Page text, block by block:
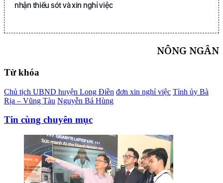
nhận thiếu sót và xin nghỉ việc
NÔNG NGÂN
Từ khóa
Chủ tịch UBND huyện Long Điền đơn xin nghỉ việc Tỉnh ủy Bà
Rịa – Vũng Tàu Nguyễn Bá Hùng
Tin cùng chuyên mục